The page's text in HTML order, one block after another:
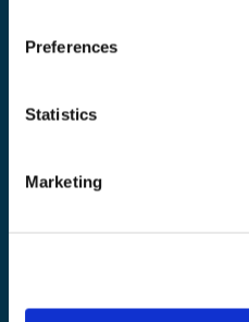
Preferences
Statistics
Marketing
Nyhetsbrev
Mejladress
Bli medlem i vårt nyhetsbrev och ta